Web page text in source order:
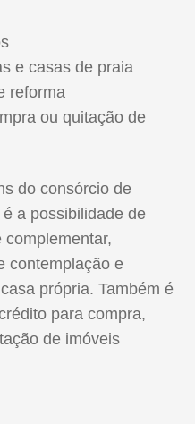
e casas de praia
reforma
ou quitação de
do consórcio de
a possibilidade de
complementar,
contemplação e
própria. Também é
para compra,
de imóveis